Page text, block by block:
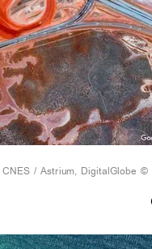
© Photo /
/ Astrium, DigitalGlobe